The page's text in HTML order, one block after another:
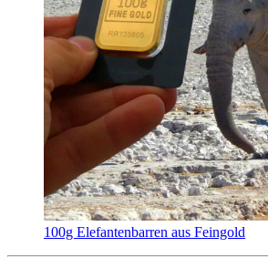
100g Elefantenbarren aus Feingold